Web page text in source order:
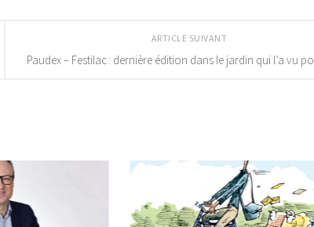
ARTICLE SUIVANT
Paudex – Festilac : dernière édition dans le jardin qui l’a vu